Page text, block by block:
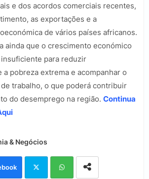
e dos acordos comerciais recentes,
as exportações e a
de vários países africanos.
ainda que o crescimento económico
para reduzir
a pobreza extrema e acompanhar o
trabalho, o que poderá contribuir
do desemprego na região. Continua
& Negócios